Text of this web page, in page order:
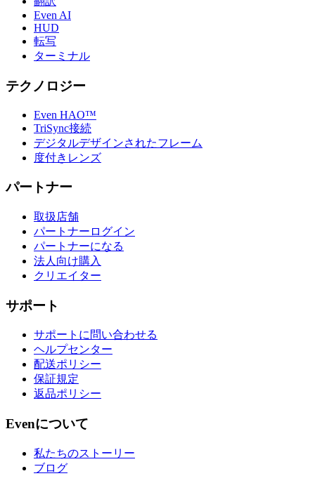
Even AI
HUD
転写
ターミナル
テクノロジー
Even HAO™
TriSync接続
デジタルデザインされたフレーム
度付きレンズ
パートナー
取扱店舗
パートナーログイン
パートナーになる
法人向け購入
クリエイター
サポート
サポートに問い合わせる
ヘルプセンター
配送ポリシー
保証規定
返品ポリシー
Evenについて
私たちのストーリー
ブログ